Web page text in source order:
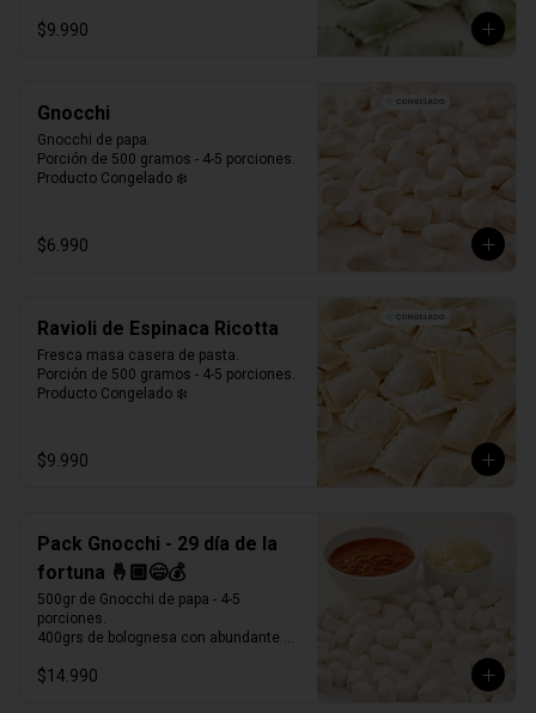
$9.990
Gnocchi
Gnocchi de papa.
Porción de 500 gramos - 4-5 porciones.
Producto Congelado ❄️
$6.990
Ravioli de Espinaca Ricotta
Fresca masa casera de pasta.
Porción de 500 gramos - 4-5 porciones.
Producto Congelado ❄️
$9.990
Pack Gnocchi - 29 día de la
fortuna 🤞🏼😄💰
500gr de Gnocchi de papa - 4-5
porciones.
400grs de bolognesa con abundante
100grs de queso parmesano rallado.
$14.990